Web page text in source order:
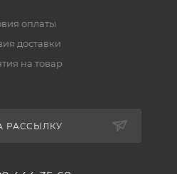
оплаты
доставки
на товар
РАССЫЛКУ